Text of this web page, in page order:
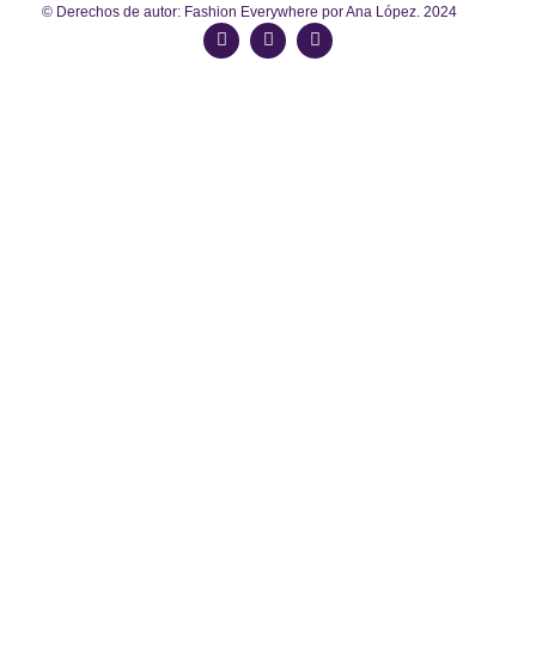
© Derechos de autor: Fashion Everywhere por Ana López. 2024